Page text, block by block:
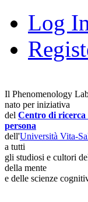
Log
Il Phenomenology
nato per iniziativa
del Centro di ricerca
persona
dell'Università Vita-
a tutti
gli studiosi e cultori
della mente
e delle scienze